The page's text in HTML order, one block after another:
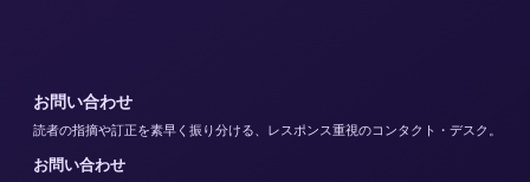
お問い合わせ
読者の指摘や訂正を素早く振り分ける、レスポンス重視のコンタクト・デスク。
お問い合わせ